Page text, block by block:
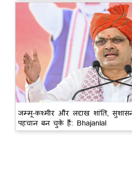
जम्मू-कश्मीर और लद्दाख शांति,
पहचान बन चुके हैं: Bhajanlal